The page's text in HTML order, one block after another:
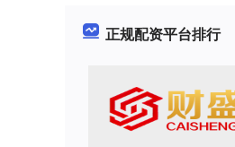
正规配资平台排行